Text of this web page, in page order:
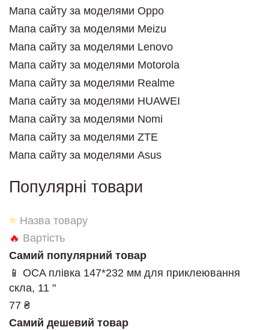
Мапа сайту за моделями Oppo
Мапа сайту за моделями Meizu
Мапа сайту за моделями Lenovo
Мапа сайту за моделями Motorola
Мапа сайту за моделями Realme
Мапа сайту за моделями HUAWEI
Мапа сайту за моделями Nomi
Мапа сайту за моделями ZTE
Мапа сайту за моделями Asus
Популярні товари
⭐ Назва товару
🔥 Вартість
Самий популярний товар
📱 OCA плівка 147*232 мм для приклеювання
скла, 11 "
77 ₴
Самий дешевий товар